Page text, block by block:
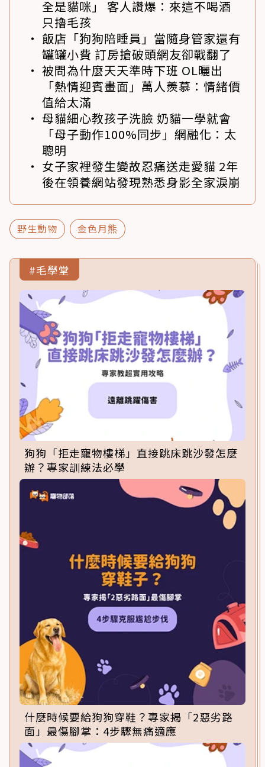
全是貓咪」 客人讚爆：來這不喝酒
只擼毛孩
飯店「狗狗陪睡員」當隨身管家還有
罐罐小費 訂房搶破頭網友卻戰翻了
被問為什麼天天準時下班 OL曬出
「熱情迎賓畫面」萬人羨慕：情緒價
值給太滿
母貓細心教孩子洗臉 奶貓一學就會
「母子動作100%同步」網融化：太
聰明
女子家裡發生變故忍痛送走愛貓 2年
後在領養網站發現熟悉身影全家淚崩
野生動物 金色月熊
#毛學堂
狗狗「拒走寵物樓梯」直接跳床跳沙發怎麼
辦？專家訓練法必學
什麼時候要給狗狗穿鞋？專家揭「2惡劣路
面」最傷腳掌：4步驟無痛適應